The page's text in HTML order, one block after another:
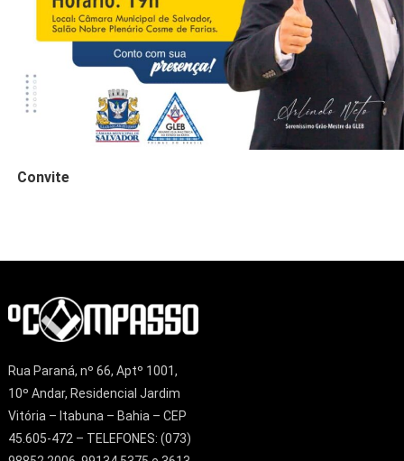
Convite
Rua Paraná, nº 66, Aptº 1001,
10º Andar, Residencial Jardim
Vitória – Itabuna – Bahia – CEP
45.605-472 – TELEFONES: (073)